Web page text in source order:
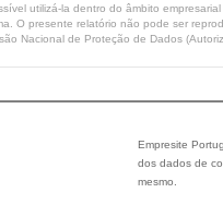
utilizá-la dentro do âmbito
O presente relatório não pode ser
Nacional de Proteção de Dados
Empresite
dos dados de
mesmo.